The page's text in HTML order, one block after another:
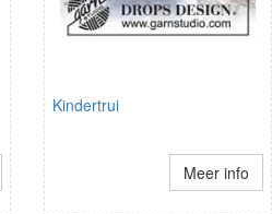
Kindertrui
Meer info